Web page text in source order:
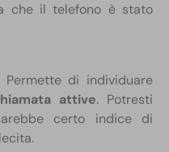
che il telefono è stato
Permette di individuare
attive. Potresti
certo indice di